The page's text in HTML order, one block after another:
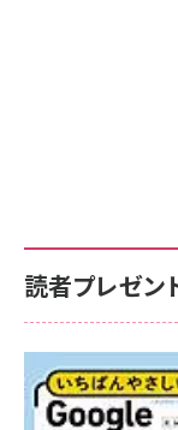
読者プレゼン
無料
ポー
シュ